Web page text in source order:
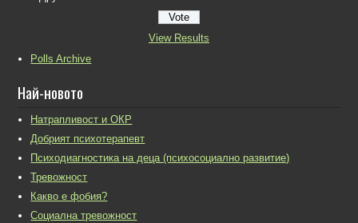
View Results
Polls Archive
Най-новото
Натрапливост и ОКР
Добрият психотерапевт
Психодиагностика на деца (психосоциално развитие)
Тревожност
Какво е фобия?
Социална тревожност